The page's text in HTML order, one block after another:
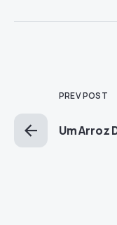
PREV POST
Um Arroz